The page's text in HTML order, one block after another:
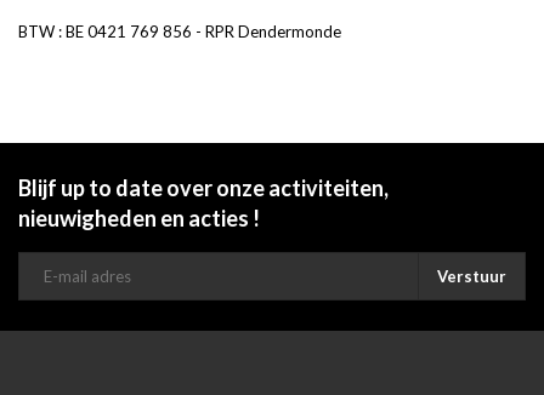
BTW : BE 0421 769 856 - RPR Dendermonde
Blijf up to date over onze activiteiten,
nieuwigheden en acties !
Verstuur